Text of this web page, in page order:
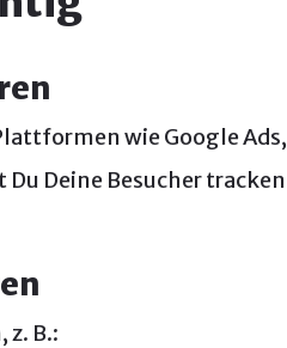
wie Google Ads,
Deine Besucher tracken
z. B.: